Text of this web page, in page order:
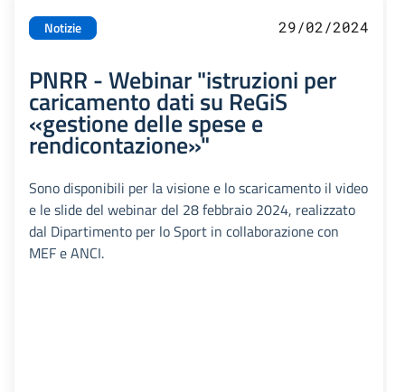
Notizie 29/02/2024
PNRR - Webinar "istruzioni per
caricamento dati su ReGiS
«gestione delle spese e
rendicontazione»"
Sono disponibili per la visione e lo scaricamento il video
e le slide del webinar del 28 febbraio 2024, realizzato
dal Dipartimento per lo Sport in collaborazione con
MEF e ANCI.